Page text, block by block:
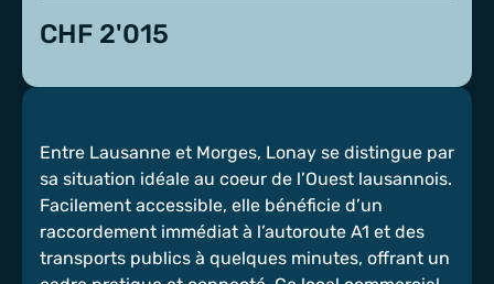
CHF 2'015
Entre Lausanne et Morges, Lonay se distingue par
sa situation idéale au coeur de l’Ouest lausannois.
Facilement accessible, elle bénéficie d’un
raccordement immédiat à l’autoroute A1 et des
transports publics à quelques minutes, offrant un